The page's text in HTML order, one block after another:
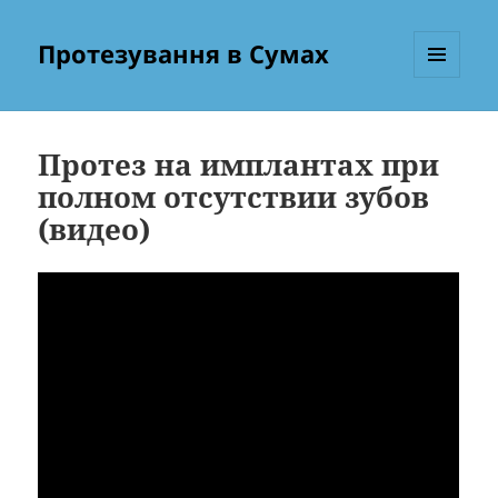
Протезування в Сумах
Протез на имплантах при
полном отсутствии зубов
(видео)